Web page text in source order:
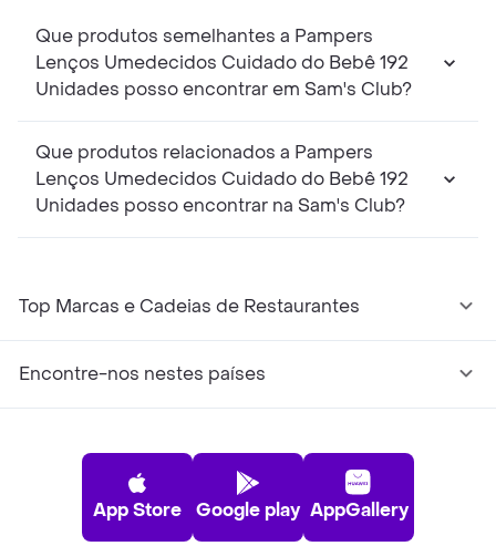
Que produtos semelhantes a Pampers
Lenços Umedecidos Cuidado do Bebê 192
Unidades posso encontrar em Sam's Club?
Que produtos relacionados a Pampers
Lenços Umedecidos Cuidado do Bebê 192
Unidades posso encontrar na Sam's Club?
Top Marcas e Cadeias de Restaurantes
Encontre-nos nestes países
App Store Google play AppGallery